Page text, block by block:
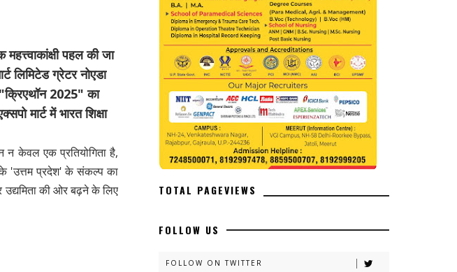
पहल की जा
लिमिटेड ग्रेटर नोएडा
2025" का
मार्ट में भारत शिक्षा
न केवल एक प्रतियोगिता है,
के 'उत्तम प्रदेश' के संकल्प का
की ओर बढ़ने के लिए
TOTAL PAGEVIEWS
FOLLOW US
FOLLOW ON TWITTER